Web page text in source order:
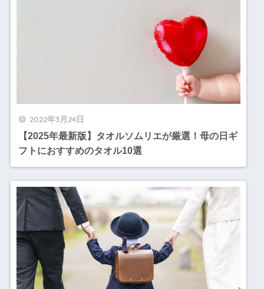
2022年3月24日
【2025年最新版】タオルソムリエが厳選！母の日ギ
フトにおすすめのタオル10選